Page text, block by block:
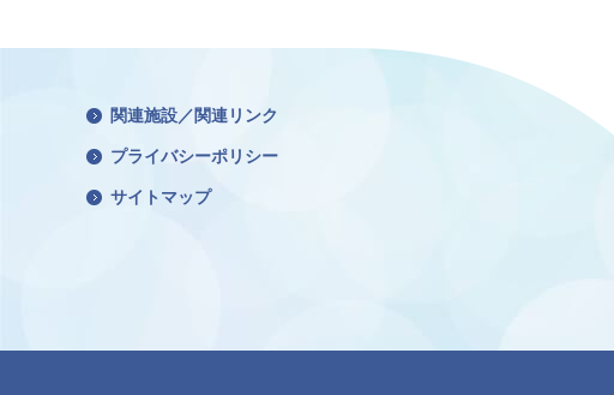
関連施設／関連リンク
プライバシーポリシー
サイトマップ